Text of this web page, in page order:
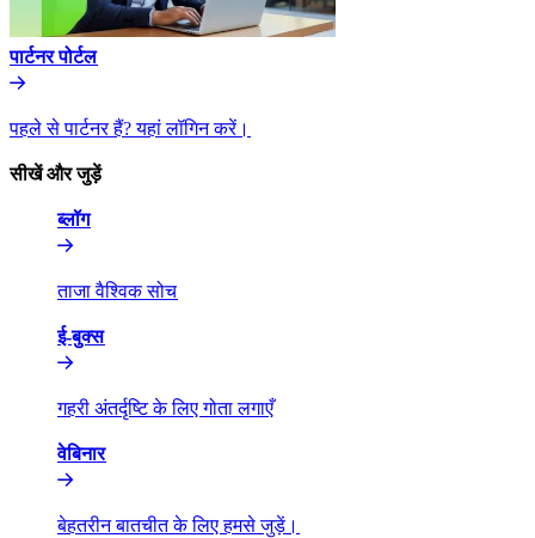
पार्टनर पोर्टल​​
पहले से पार्टनर हैं? यहां लॉगिन करें।​​
सीखें और जुड़ें​​
ब्लॉग​​
ताजा वैश्विक सोच​​
ई-बुक्स​​
गहरी अंतर्दृष्टि के लिए गोता लगाएँ​​
वेबिनार​​
बेहतरीन बातचीत के लिए हमसे जुड़ें।​​